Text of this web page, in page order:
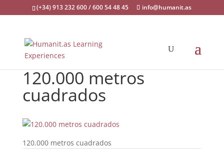
(+34) 913 232 600 / 600 54 48 45 info@humanit.as
120.000 metros
cuadrados
120.000 metros cuadrados